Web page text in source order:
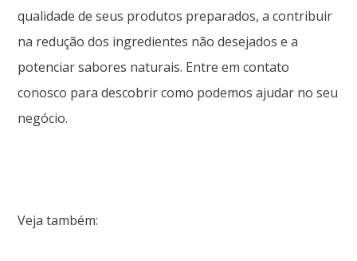
qualidade de seus produtos preparados, a contribuir
na redução dos ingredientes não desejados e a
potenciar sabores naturais. Entre em contato
conosco para descobrir como podemos ajudar no seu
negócio.
Veja também: